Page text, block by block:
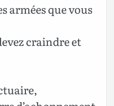
armées que vous
craindre et